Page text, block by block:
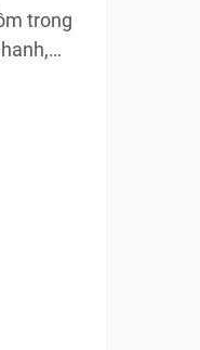
trong
thời